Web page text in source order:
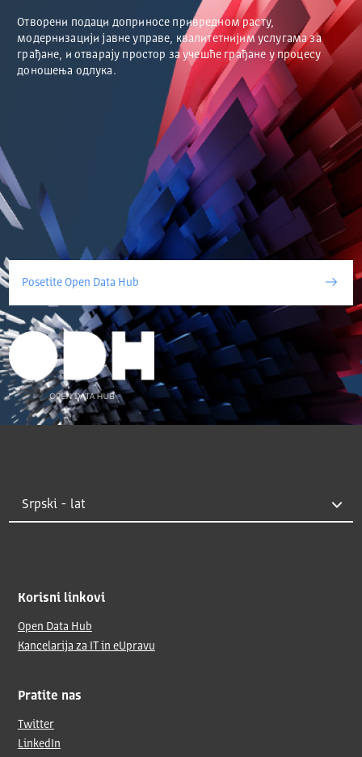
Отворени подаци доприносе привредном расту,
модернизацији јавне управе, квалитетнијим услугама за
грађане, и отварају простор за учешће грађане у процесу
доношења одлука.
Posetite Open Data Hub
Korisni linkovi
Open Data Hub
Kancelarija za IT in eUpravu
Pratite nas
Twitter
LinkedIn